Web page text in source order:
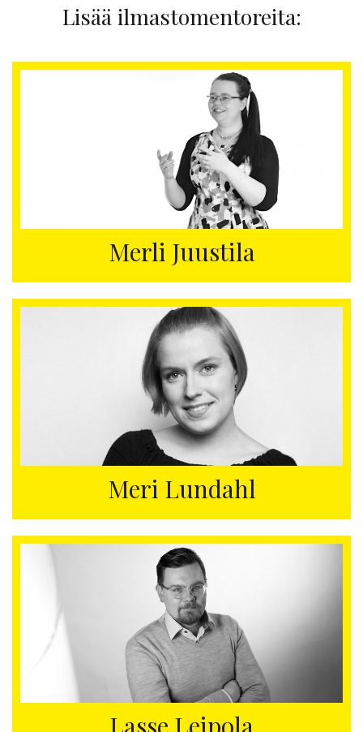
Lisää ilmastomentoreita:
Merli Juustila
Meri Lundahl
Lasse Leipola